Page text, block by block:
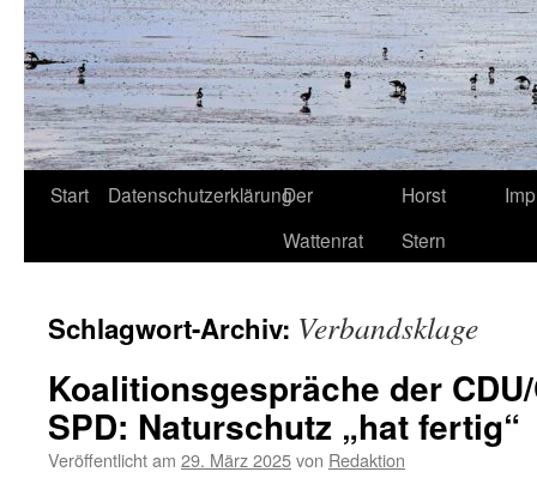
Start DatenschutzerklärungDer
Wattenrat
Horst
Stern
Schlagwort-Archiv: Verbandsklage
Koalitionsgespräche der
SPD: Naturschutz „hat fertig“
Veröffentlicht am 29. März 2025von Redaktion